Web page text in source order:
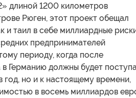
длиной 1200 километров
Рюген, этот проект обещал
и таил в себе миллиардные
предпринимателей
периоду, когда после
Германию должны будет
год, но и к настоящему времени,
в восемь миллиардов